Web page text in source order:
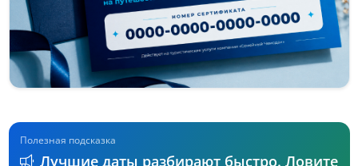
Полезная подсказка
Лучшие даты разбирают быстро. Ловите